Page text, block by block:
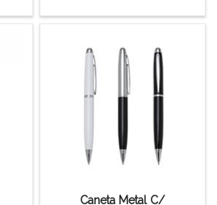
Caneta Metal C/